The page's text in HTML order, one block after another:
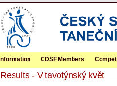
Information CDSF Members
Results - Vltavotýnský květ